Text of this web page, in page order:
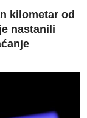
kilometar od
nastanili